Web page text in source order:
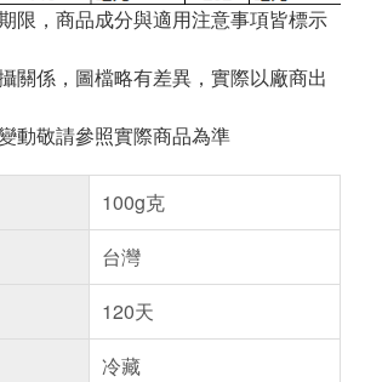
限，商品成分與適用注意事項皆標示
關係，圖檔略有差異，實際以廠商出
動敬請參照實際商品為準
100g克
台灣
120天
冷藏